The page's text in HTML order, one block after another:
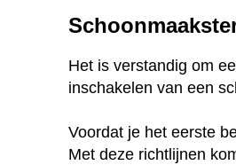
Het is verstandig om
inschakelen van een
Voordat je het eerste
Met deze richtlijnen